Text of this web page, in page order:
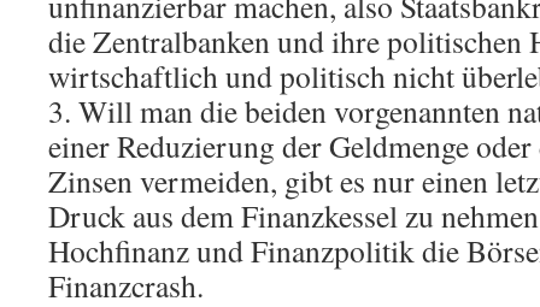
die Zentralbanken und ihre politischen
wirtschaftlich und politisch nicht
3. Will man die beiden vorgenannten
einer Reduzierung der Geldmenge
Zinsen vermeiden, gibt es nur einen
Druck aus dem Finanzkessel zu
Hochfinanz und Finanzpolitik die
Finanzcrash.